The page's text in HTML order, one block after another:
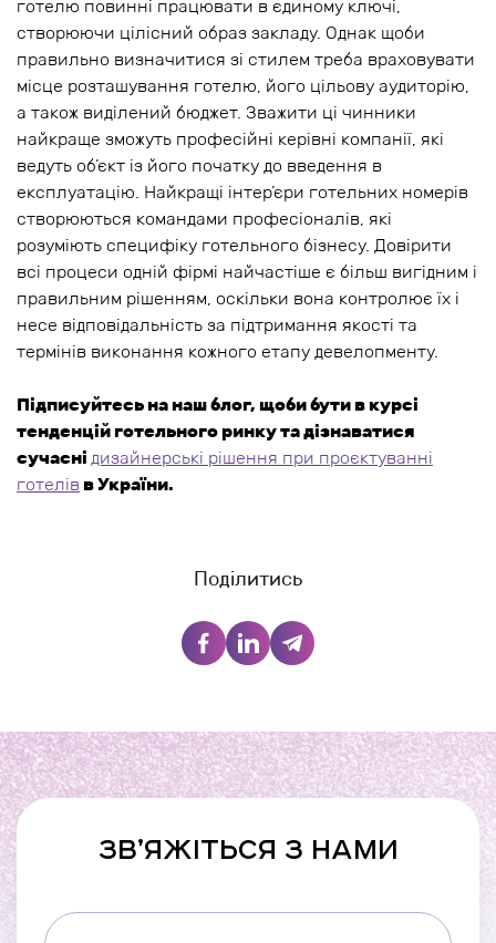
готелю повинні працювати в єдиному ключі,
створюючи цілісний образ закладу. Однак щоби
правильно визначитися зі стилем треба враховувати
місце розташування готелю, його цільову аудиторію,
а також виділений бюджет. Зважити ці чинники
найкраще зможуть професійні керівні компанії, які
ведуть об’єкт із його початку до введення в
експлуатацію. Найкращі інтер’єри готельних номерів
створюються командами професіоналів, які
розуміють специфіку готельного бізнесу. Довірити
всі процеси одній фірмі найчастіше є більш вигідним і
правильним рішенням, оскільки вона контролює їх і
несе відповідальність за підтримання якості та
термінів виконання кожного етапу девелопменту.
Підписуйтесь на наш блог, щоби бути в курсі
тенденцій готельного ринку та дізнаватися
сучасні дизайнерські рішення при проєктуванні
готелів вУкраїни.
Поділитись
ЗВ’ЯЖІТЬСЯ З НАМИ